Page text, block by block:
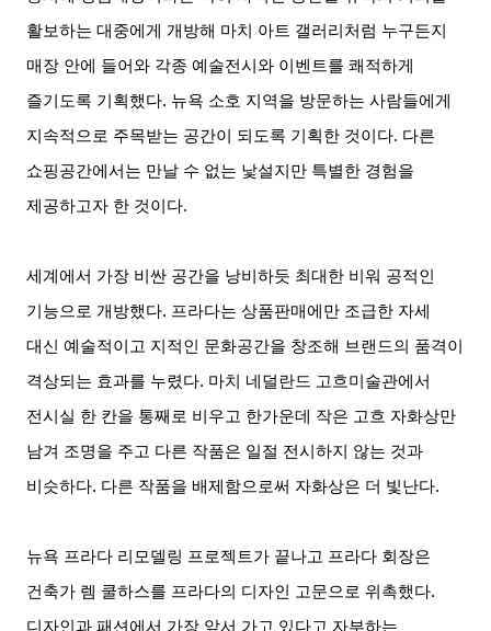
활보하는 대중에게 개방해 마치 아트 갤러리처럼 누구든지
매장 안에 들어와 각종 예술전시와 이벤트를 쾌적하게
즐기도록 기획했다. 뉴욕 소호 지역을 방문하는 사람들에게
지속적으로 주목받는 공간이 되도록 기획한 것이다. 다른
쇼핑공간에서는 만날 수 없는 낯설지만 특별한 경험을
제공하고자 한 것이다.
세계에서 가장 비싼 공간을 낭비하듯 최대한 비워 공적인
기능으로 개방했다. 프라다는 상품판매에만 조급한 자세
대신 예술적이고 지적인 문화공간을 창조해 브랜드의 품격이
격상되는 효과를 누렸다. 마치 네덜란드 고흐미술관에서
전시실 한 칸을 통째로 비우고 한가운데 작은 고흐 자화상만
남겨 조명을 주고 다른 작품은 일절 전시하지 않는 것과
비슷하다. 다른 작품을 배제함으로써 자화상은 더 빛난다.
뉴욕 프라다 리모델링 프로젝트가 끝나고 프라다 회장은
건축가 렘 쿨하스를 프라다의 디자인 고문으로 위촉했다.
디자인과 패션에서 가장 앞서 가고 있다고 자부하는